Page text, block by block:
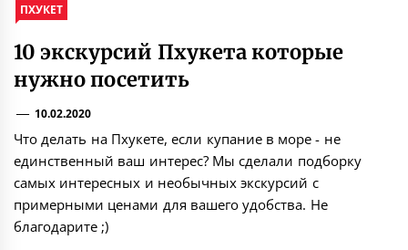
ПХУКЕТ
10 экскурсий Пхукета которые
нужно посетить
10.02.2020
Что делать на Пхукете, если купание в море - не
единственный ваш интерес? Мы сделали подборку
самых интересных и необычных экскурсий с
примерными ценами для вашего удобства. Не
благодарите ;)